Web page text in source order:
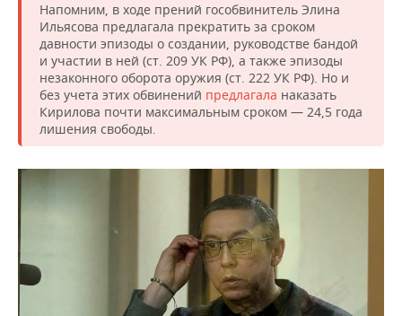
ХОККЕЙ С МЯЧОМ
ПРОИСШЕСТВИЯ
Напомним, в ходе прений гособвинитель Элина
Ильясова предлагала прекратить за сроком
давности эпизоды о создании, руководстве бандой
и участии в ней (ст. 209 УК РФ), а также эпизоды
незаконного оборота оружия (ст. 222 УК РФ). Но и
без учета этих обвинений предлагала наказать
Кирилова почти максимальным сроком — 24,5 года
лишения свободы.